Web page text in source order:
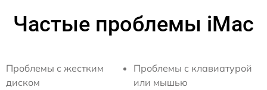
Частые проблемы iMac
Проблемы с жестким
диском
Проблемы с клавиатурой
или мышью